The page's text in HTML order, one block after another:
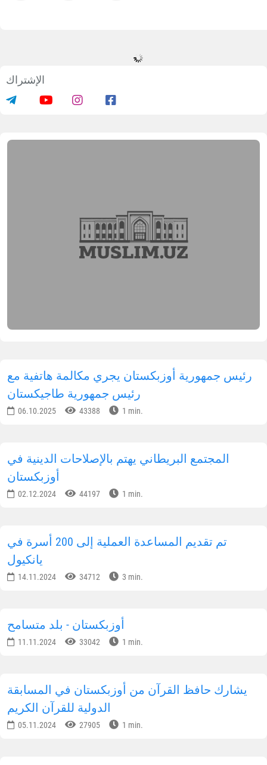
الإشتراك
رئيس جمهورية أوزبكستان يجري مكالمة هاتفية مع
رئيس جمهورية طاجيكستان
06.10.2025 43388 1 min.
المجتمع البريطاني يهتم بالإصلاحات الدينية في
أوزبكستان
02.12.2024 44197 1 min.
تم تقديم المساعدة العملية إلى 200 أسرة في
يانكيول
14.11.2024 34712 3 min.
أوزبكستان - بلد متسامح
11.11.2024 33042 1 min.
يشارك حافظ القرآن من أوزبكستان في المسابقة
الدولية للقرآن الكريم
05.11.2024 27905 1 min.